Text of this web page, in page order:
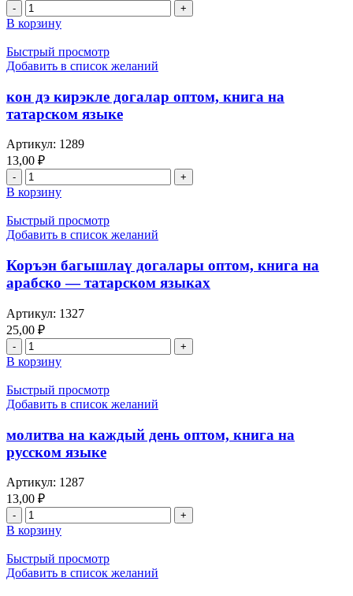
хазрат
Салман
Количество
товара
Йасин
хэм
Табарак
на
арабско
татарском
языках
В корзину
Быстрый просмотр
Добавить в список желаний
кон дэ кирэкле догалар оптом, книга на
татарском языке
Артикул: 1289
13,00 ₽
Количество
товара
кон
дэ
кирэкле
оптом,
книга
на
языке
В корзину
Быстрый просмотр
Добавить в список желаний
Коръэн багышлаү догалары оптом, книга на
арабско — татарском языках
Артикул: 1327
25,00 ₽
Количество
товара
Коръэн
багышлаү
догалары
на
арабско
татарском
языках
В корзину
Быстрый просмотр
Добавить в список желаний
молитва на каждый день оптом, книга на
русском языке
Артикул: 1287
13,00 ₽
Количество
товара
молитва
на
каждый
В корзину
Быстрый просмотр
Добавить в список желаний